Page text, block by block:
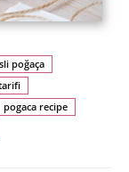
poğaça
pogaca recipe